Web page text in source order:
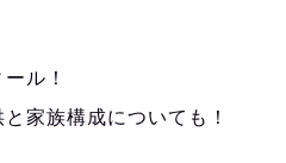
ル！
家族構成についても！